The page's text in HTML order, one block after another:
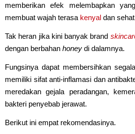
memberikan efek melembapkan
membuat wajah terasa kenyal dan
Tak heran jika kini banyak brand
dengan berbahan honey di dalamnya.
Fungsinya dapat membersihkan
memiliki sifat anti-inflamasi dan
meredakan gejala peradangan,
bakteri penyebab jerawat.
Berikut ini empat rekomendasinya.